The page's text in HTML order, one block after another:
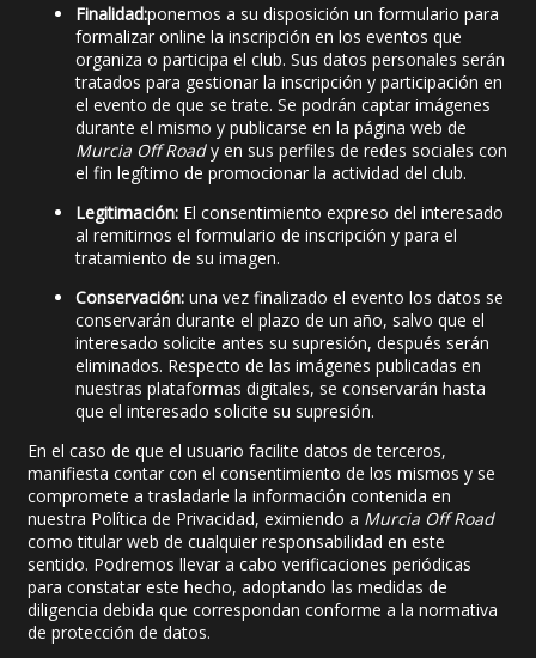
Finalidad:ponemos a su disposición un formulario para
formalizar online la inscripción en los eventos que
organiza o participa el club. Sus datos personales serán
tratados para gestionar la inscripción y participación en
el evento de que se trate. Se podrán captar imágenes
durante el mismo y publicarse en la página web de
Murcia Off Roady en sus perfiles de redes sociales con
el fin legítimo de promocionar la actividad del club.
Legitimación: El consentimiento expreso del interesado
al remitirnos el formulario de inscripción y para el
tratamiento de su imagen.
Conservación: una vez finalizado el evento los datos se
conservarán durante el plazo de un año, salvo que el
interesado solicite antes su supresión, después serán
eliminados. Respecto de las imágenes publicadas en
nuestras plataformas digitales, se conservarán hasta
que el interesado solicite su supresión.
En el caso de que el usuario facilite datos de terceros,
manifiesta contar con el consentimiento de los mismos y se
compromete a trasladarle la información contenida en
nuestra Política de Privacidad, eximiendo a Murcia Off Road
como titular web de cualquier responsabilidad en este
sentido. Podremos llevar a cabo verificaciones periódicas
para constatar este hecho, adoptando las medidas de
diligencia debida que correspondan conforme a la normativa
de protección de datos.